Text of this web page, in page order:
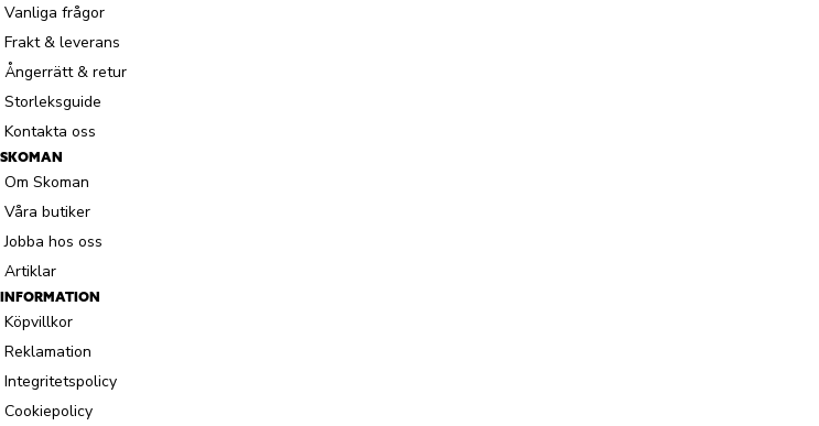
Vanliga frågor
Frakt & leverans
Ångerrätt & retur
Storleksguide
Kontakta oss
SKOMAN
Om Skoman
Våra butiker
Jobba hos oss
Artiklar
INFORMATION
Köpvillkor
Reklamation
Integritetspolicy
Cookiepolicy